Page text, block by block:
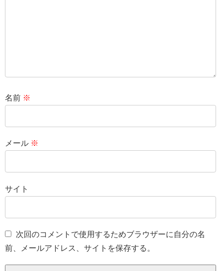
名前 ※
メール ※
サイト
次回のコメントで使用するためブラウザーに自分の名
前、メールアドレス、サイトを保存する。